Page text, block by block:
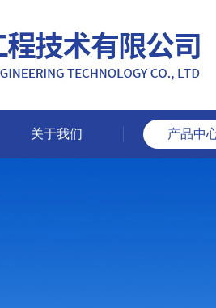
关于我们 产品中